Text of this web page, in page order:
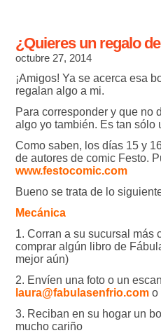
¿Quieres un regalo
octubre 27, 2014
¡Amigos! Ya se acerca esa
regalan algo a mi.
Para corresponder y que no
algo yo también. Es tan sólo
Como saben, los días 15 y
de autores de comic Festo.
www.festocomic.com
Bueno se trata de lo
Mecánica
1. Corran a su sucursal más
comprar algún libro de
mejor aún)
2. Envíen una foto o un
laura@fabulasenfrio.com o
3. Reciban en su hogar un
mucho cariño